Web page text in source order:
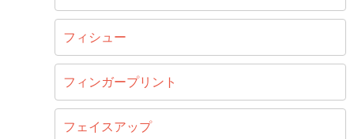
フィシュー
フィンガープリント
フェイスアップ